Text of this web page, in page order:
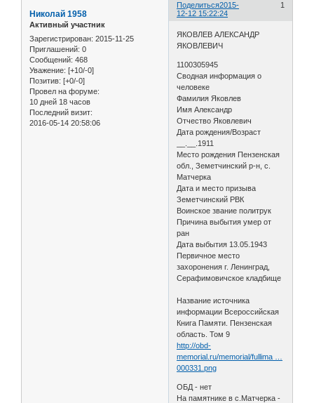
Поделиться 1
2015-
12-12 15:22:24
Николай 1958
Активный участник
Зарегистрирован: 2015-11-25
Приглашений: 0
Сообщений: 468
Уважение: [+10/-0]
Позитив: [+0/-0]
Провел на форуме:
10 дней 18 часов
Последний визит:
2016-05-14 20:58:06
ЯКОВЛЕВ АЛЕКСАНДР
ЯКОВЛЕВИЧ
1100305945
Сводная информация о
человеке
Фамилия Яковлев
Имя Александр
Отчество Яковлевич
Дата рождения/Возраст
__.__.1911
Место рождения Пензенская
обл., Земетчинский р-н, с.
Матчерка
Дата и место призыва
Земетчинский РВК
Воинское звание политрук
Причина выбытия умер от
ран
Дата выбытия 13.05.1943
Первичное место
захоронения г. Ленинград,
Серафимовичское кладбище
Название источника
информации Всероссийская
Книга Памяти. Пензенская
область. Том 9
http://obd-
memorial.ru/memorial/fullima …
000331.png
ОБД - нет
На памятнике в с.Матчерка -